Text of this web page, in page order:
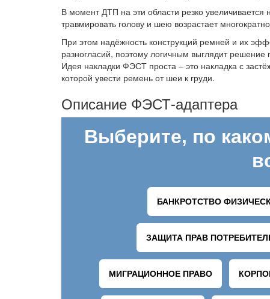
В момент ДТП на эти области резко
травмировать голову и шею возрастает
При этом надёжность конструкций ремней и их
разногласий, поэтому логичным выглядит
Идея накладки ФЭСТ проста – это накладка с
которой увести ремень от шеи к груди.
Описание ФЭСТ-адаптера